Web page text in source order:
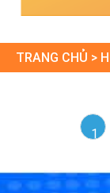
TRANG CHỦ >
1